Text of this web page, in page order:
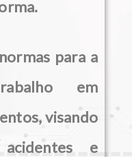
para a
em
visando
e